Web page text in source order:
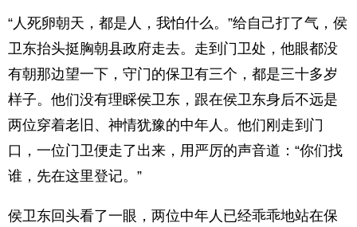
“人死卵朝天，都是人，我怕什么。”给自己打了气，侯
卫东抬头挺胸朝县政府走去。走到门卫处，他眼都没
有朝那边望一下，守门的保卫有三个，都是三十多岁
样子。他们没有理睬侯卫东，跟在侯卫东身后不远是
两位穿着老旧、神情犹豫的中年人。他们刚走到门
口，一位门卫便走了出来，用严厉的声音道：“你们找
谁，先在这里登记。”
侯卫东回头看了一眼，两位中年人已经乖乖地站在保